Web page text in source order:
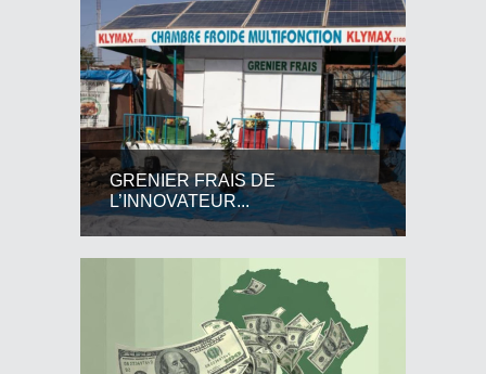
GRENIER FRAIS DE
L’INNOVATEUR...